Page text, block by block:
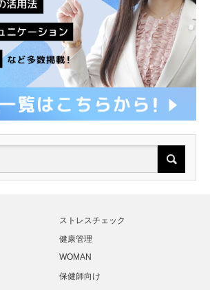
ストレスチェック
健康管理
WOMAN
保健師向け